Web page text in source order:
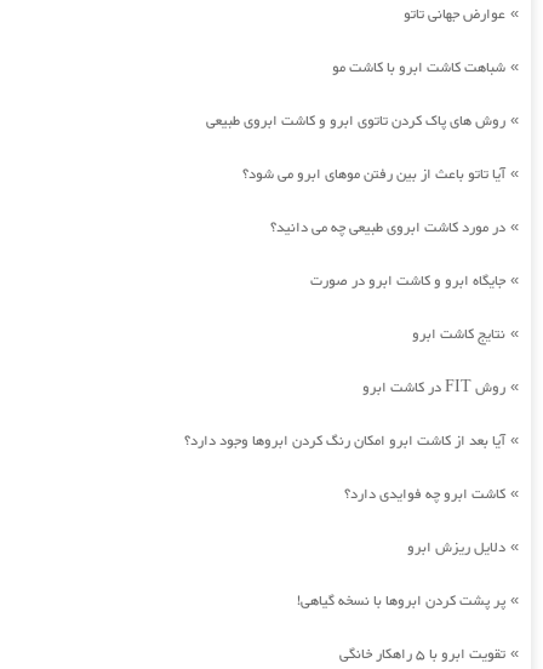
» عوارض جهانی تاتو
» شباهت کاشت ابرو با کاشت مو
» روش های پاک کردن تاتوی ابرو و کاشت ابروی طبیعی
»آیا تاتو باعث از بین رفتن موهای ابرو می شود؟
» در مورد کاشت ابروی طبیعی چه می دانید؟
» جایگاه ابرو و کاشت ابرو در صورت
» نتایج کاشت ابرو
» روش FIT در کاشت ابرو
»آیا بعد از کاشت ابرو امکان رنگ کردن ابروها وجود دارد؟
» کاشت ابرو چه فوایدی دارد؟
» دلایل ریزش ابرو
» پر پشت کردن ابروها با نسخه گیاهی!
» تقویت ابرو با 5 راهکار خانگی